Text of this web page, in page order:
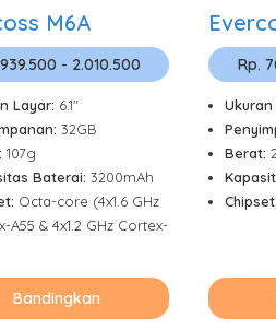
M6A
- 2.010.500
Layar: 6.1"
32GB
107g
Baterai: 3200mAh
Octa-core (4x1.6 GHz
A55 & 4x1.2 GHz Cortex-
Bandingkan
Rp.
Ukuran
Berat:
Chipset: